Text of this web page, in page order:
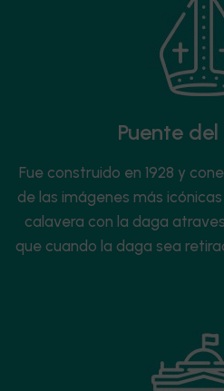
Puente
Fue construido en 1928 y
de las imágenes más
calavera con la daga
que cuando la daga sea